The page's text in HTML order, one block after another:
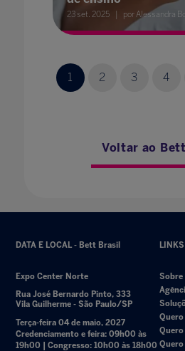
23 set. 2025 por Alessandra
1 2 3 4
Voltar ao
DATA E LOCAL - Bett Brasil
Expo Center Norte
Rua José Bernardo Pinto, 333
Vila Guilherme - São Paulo/SP
Terça-feira 04 de maio, 2027
Credenciamento e feira: 09h00 às
19h00 | Congresso: 10h00 às 18h00
Sobre